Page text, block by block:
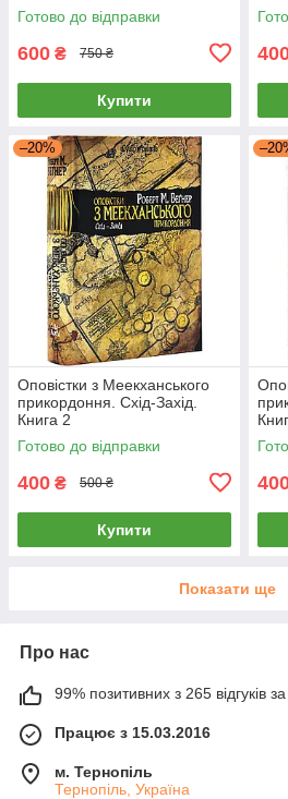
Готово до відправки
600 ₴ 750 ₴
Купити
–20%
Оповістки з Меекханського
прикордоння. Схід-Захід.
Книга 2
Готово до відправки
400 ₴ 500 ₴
Купити
Показати ще
Про нас
99% позитивних з 265 відгуків за
Працює з 15.03.2016
м. Тернопіль
Тернопіль, Україна